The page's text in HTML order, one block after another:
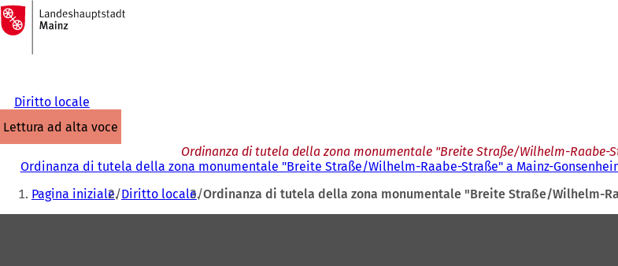
Vai al contenuto
Alla
pagina
iniziale
Diritto locale
lettura ad alta voce
Ordinanza di tutela della zona monumentale "Breite Straße/Wilhelm-Raabe-
Ordinanza di tutela della zona monumentale "Breite Straße/Wilhelm-Raabe-Straße" a Mainz-
Siete
qui:
Pagina iniziale Diritto locale Ordinanza di tutela della zona monumentale "Breite Straße/Wilhelm-